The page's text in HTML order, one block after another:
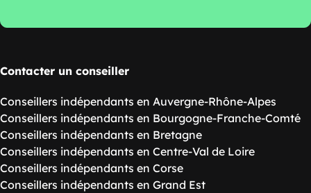
Contacter un conseiller
Conseillers indépendants en Auvergne-Rhône-Alpes
Conseillers indépendants en Bourgogne-Franche-Comté
Conseillers indépendants en Bretagne
Conseillers indépendants en Centre-Val de Loire
Conseillers indépendants en Corse
Conseillers indépendants en Grand Est